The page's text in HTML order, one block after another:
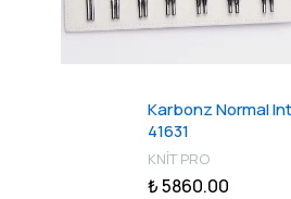
Karbonz Normal
41631
KNİT PRO
₺ 5860.00